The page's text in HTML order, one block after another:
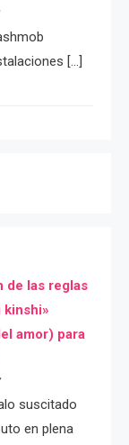
[…]
de las reglas
kinshi»
amor) para
suscitado
en plena